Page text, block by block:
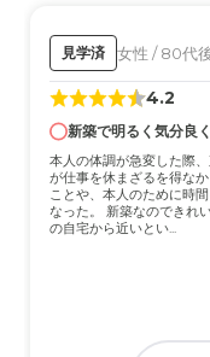
ろです。でも専門
ん。
近隣環境や交通アク
自動車でおける場所
ます。場所もわかり
うには、このくら
見学済 女性 / 80代
4.2
新築で明るく気分良
本人の体調が急変した際
が仕事を休まざるを得な
ことや、本人のために時
なった。 新築なのできれ
の自宅から近いとい...